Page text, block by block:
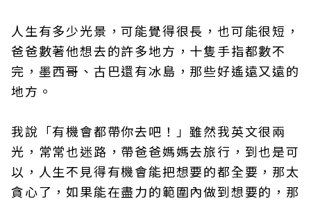
人生有多少光景，可能覺得很長，也可能很短，
爸爸數著他想去的許多地方，十隻手指都數不
完，墨西哥、古巴還有冰島，那些好遙遠又遠的
地方。
我說「有機會都帶你去吧！」雖然我英文很兩
光，常常也迷路，帶爸爸媽媽去旅行，到也是可
以，人生不見得有機會能把想要的都全要，那太
貪心了，如果能在盡力的範圍內做到想要的，那